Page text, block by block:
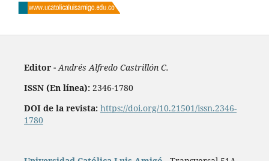
Editor - Andrés Alfredo Castrillón C.
ISSN (En línea): 2346-1780
DOI de la revista: https://doi.org/10.21501/issn.2346-
1780